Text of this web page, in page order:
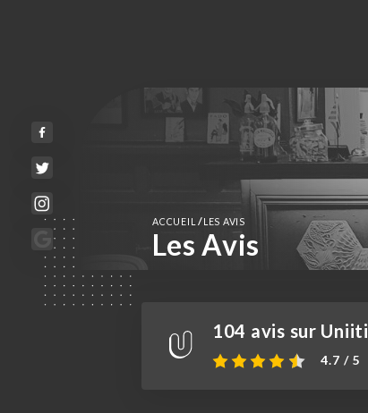
ACCUEIL/ LES AVIS
Les Avis
104 avis sur Uniiti
4.7 / 5